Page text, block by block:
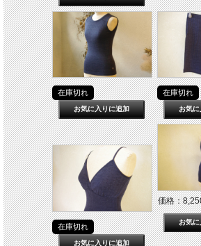
在庫切れ 在庫切れ
在庫切れ
価格：